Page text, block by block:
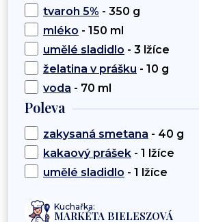
tvaroh 5% - 350 g
mléko - 150 ml
umělé sladidlo - 3 lžíce
želatina v prášku - 10 g
voda - 70 ml
Poleva
zakysaná smetana - 40 g
kakaový prášek - 1 lžíce
umělé sladidlo - 1 lžíce
Kuchařka:
MARKÉTA BIELESZOVÁ